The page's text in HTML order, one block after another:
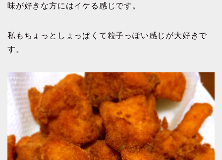
味が好きな方にはイケる感じです。
私もちょっとしょっぱくて粒子っぽい感じが大好きで
す。